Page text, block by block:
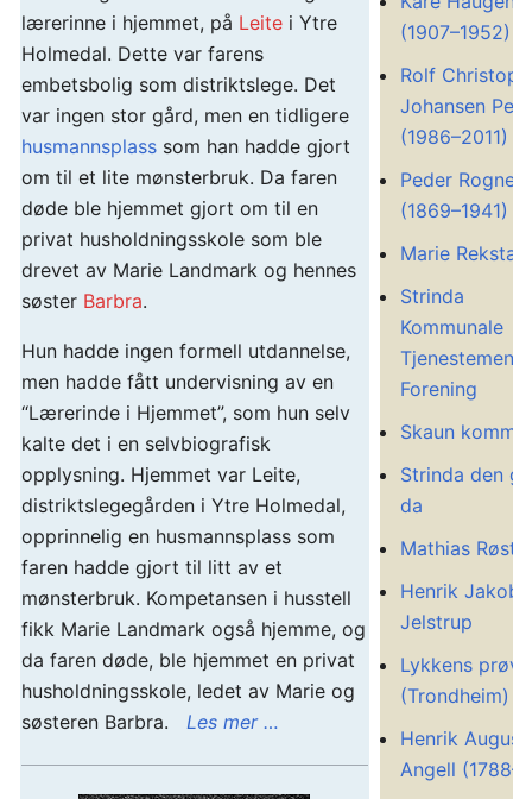
lærerinne i hjemmet, på Leite i Ytre
Holmedal. Dette var farens
embetsbolig som distriktslege. Det
var ingen stor gård, men en tidligere
husmannsplass som han hadde gjort
om til et lite mønsterbruk. Da faren
døde ble hjemmet gjort om til en
privat husholdningsskole som ble
drevet av Marie Landmark og hennes
søster Barbra.
Hun hadde ingen formell utdannelse,
men hadde fått undervisning av en
“Lærerinde i Hjemmet”, som hun selv
kalte det i en selvbiografisk
opplysning. Hjemmet var Leite,
distriktslegegården i Ytre Holmedal,
opprinnelig en husmannsplass som
faren hadde gjort til litt av et
mønsterbruk. Kompetansen i husstell
fikk Marie Landmark også hjemme, og
da faren døde, ble hjemmet en privat
husholdningsskole, ledet av Marie og
søsteren Barbra. Les mer …
(1907–1952)
Rolf
Johansen
(1986–2011)
Peder
(1869–1941)
Marie Rekstad
Strinda
Kommunale
Forening
Skaun
Strinda den
da
Mathias
Henrik Jakob
Jelstrup
Lykkens prøve
(Trondheim)
Henrik August
Angell